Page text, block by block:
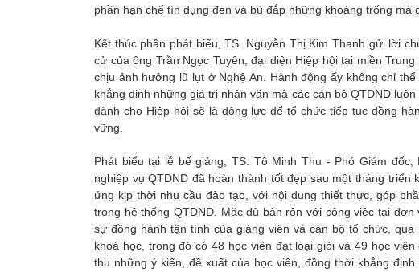
phần hạn chế tín dụng đen và bù đắp những khoảng trống
Kết thúc phần phát biểu, TS. Nguyễn Thị Kim Thanh gửi lời
cử của ông Trần Ngọc Tuyên, đại diện Hiệp hội tại miền
chịu ảnh hưởng lũ lụt ở Nghệ An. Hành động ấy không chỉ
khẳng định những giá trị nhân văn mà các cán bộ QTDND
dành cho Hiệp hội sẽ là động lực để tổ chức tiếp tục đồng
vững.
Phát biểu tại lễ bế giảng, TS. Tô Minh Thu - Phó Giám
nghiệp vụ QTDND đã hoàn thành tốt đẹp sau một tháng
ứng kịp thời nhu cầu đào tạo, với nội dung thiết thực, góp
trong hệ thống QTDND. Mặc dù bận rộn với công việc tại
sự đồng hành tận tình của giảng viên và cán bộ tổ chức,
khoá học, trong đó có 48 học viên đạt loại giỏi và 49 học
thu những ý kiến, đề xuất của học viên, đồng thời khẳng